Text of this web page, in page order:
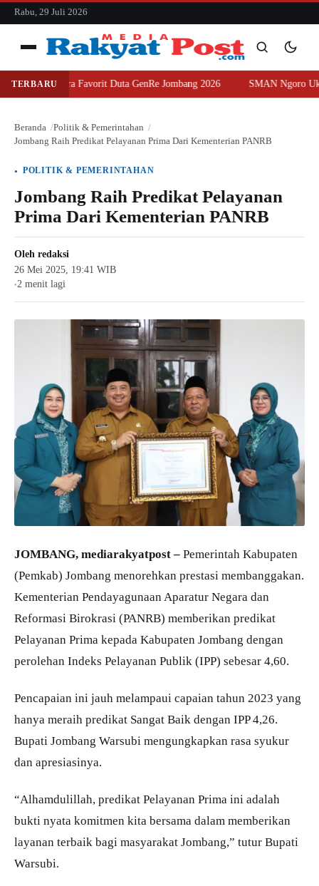
konten
Rabu, 29 Juli 2026
Menu
Cari
Cari
TERBARU
Juara Favorit Duta GenRe Jombang 2026 SMAN Ngoro Ukir
Beranda
Politik & Pemerintahan
Jombang Raih Predikat Pelayanan Prima Dari Kementerian PANRB
POLITIK & PEMERINTAHAN
Jombang Raih Predikat Pelayanan
Prima Dari Kementerian PANRB
Oleh redaksi
26 Mei 2025, 19:41 WIB
●2 menit lagi
JOMBANG, mediarakyatpost – Pemerintah Kabupaten
(Pemkab) Jombang menorehkan prestasi membanggakan.
Kementerian Pendayagunaan Aparatur Negara dan
Reformasi Birokrasi (PANRB) memberikan predikat
Pelayanan Prima kepada Kabupaten Jombang dengan
perolehan Indeks Pelayanan Publik (IPP) sebesar 4,60.
Pencapaian ini jauh melampaui capaian tahun 2023 yang
hanya meraih predikat Sangat Baik dengan IPP 4,26.
Bupati Jombang Warsubi mengungkapkan rasa syukur
dan apresiasinya.
“Alhamdulillah, predikat Pelayanan Prima ini adalah
bukti nyata komitmen kita bersama dalam memberikan
layanan terbaik bagi masyarakat Jombang,” tutur Bupati
Warsubi.